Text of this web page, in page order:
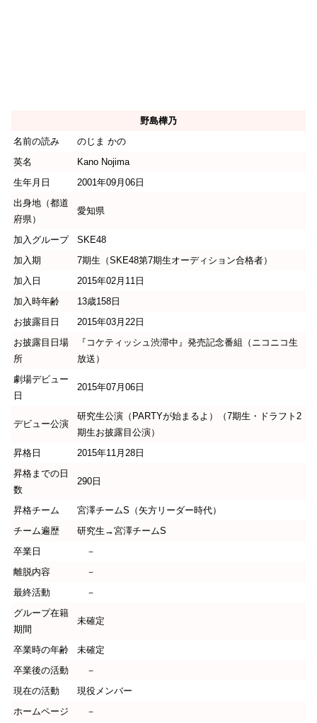
野島樺乃
名前の読み
のじま かの
英名
Kano Nojima
生年月日
2001年09月06日
出身地（都道
府県）
愛知県
加入グループ
SKE48
加入期
7期生（SKE48第7期生オーディション合格者）
加入日
2015年02月11日
加入時年齢
13歳158日
お披露目日
2015年03月22日
お披露目日場
所
『コケティッシュ渋滞中』発売記念番組（ニコニコ生
放送）
劇場デビュー
日
2015年07月06日
デビュー公演
研究生公演（PARTYが始まるよ）（7期生・ドラフト2
期生お披露目公演）
昇格日
2015年11月28日
昇格までの日
数
290日
昇格チーム
宮澤チームS（矢方リーダー時代）
チーム遍歴
研究生→宮澤チームS
卒業日
－
離脱内容
－
最終活動
－
グループ在籍
期間
未確定
卒業時の年齢
未確定
卒業後の活動
－
現在の活動
現役メンバー
ホームページ
－